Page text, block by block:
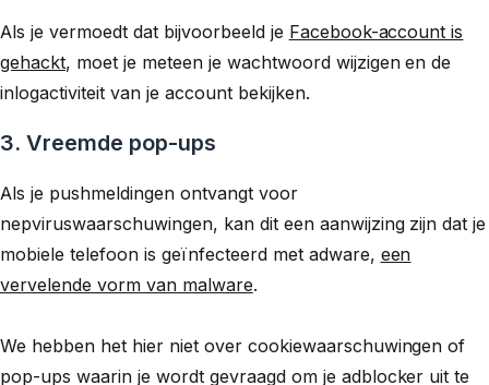
Als je vermoedt dat bijvoorbeeld je Facebook-account is
gehackt, moet je meteen je wachtwoord wijzigen en de
inlogactiviteit van je account bekijken.
3. Vreemde pop-ups
Als je pushmeldingen ontvangt voor
nepviruswaarschuwingen, kan dit een aanwijzing zijn dat je
mobiele telefoon is geïnfecteerd met adware, een
vervelende vorm van malware.
We hebben het hier niet over cookiewaarschuwingen of
pop-ups waarin je wordt gevraagd om je adblocker uit te